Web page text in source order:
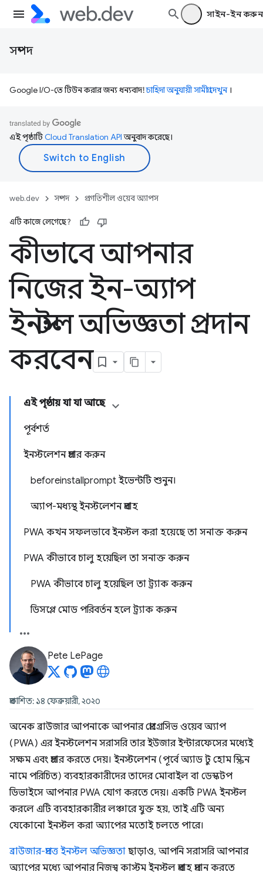
সাইন-ইন করুন
সম্পদ
Google I/O-তে টিউন করার জন্য ধন্যবাদ!চাহিদা অনুযায়ী সামগ্রী দেখুন।
এই পৃষ্ঠাটিCloud Translation APIঅনুবাদ করেছে।
web.dev সম্পদ প্রগতিশীল ওয়েব অ্যাপস
এটি কাজে লেগেছে?
কীভাবে আপনার
নিজের ইন-অ্যাপ
ইনস্টল অভিজ্ঞতা প্রদান
করবেন
এই পৃষ্ঠায় যা যা আছে
পূর্বশর্ত
ইনস্টলেশন প্রচার করুন
beforeinstallprompt ইভেন্টটি শুনুন।
অ্যাপ-মধ্যস্থ ইনস্টলেশন প্রবাহ
PWA কখন সফলভাবে ইনস্টল করা হয়েছে তা সনাক্ত করুন
PWA কীভাবে চালু হয়েছিল তা সনাক্ত করুন
PWA কীভাবে চালু হয়েছিল তা ট্র্যাক করুন
ডিসপ্লে মোড পরিবর্তন হলে ট্র্যাক করুন
Pete LePage
প্রকাশিত: ১৪ ফেব্রুয়ারী, ২০২০
অনেক ব্রাউজার আপনাকে আপনার প্রোগ্রেসিভ ওয়েব অ্যাপ
(PWA) এর ইনস্টলেশন সরাসরি তার ইউজার ইন্টারফেসের মধ্যেই
সক্ষম এবং প্রচার করতে দেয়। ইনস্টলেশন (পূর্বে অ্যাড টু হোম স্ক্রিন
নামে পরিচিত) ব্যবহারকারীদের তাদের মোবাইল বা ডেস্কটপ
ডিভাইসে আপনার PWA যোগ করতে দেয়। একটি PWA ইনস্টল
করলে এটি ব্যবহারকারীর লঞ্চারে যুক্ত হয়, তাই এটি অন্য
যেকোনো ইনস্টল করা অ্যাপের মতোই চলতে পারে।
ব্রাউজার-প্রদত্ত ইনস্টল অভিজ্ঞতা ছাড়াও, আপনি সরাসরি আপনার
অ্যাপের মধ্যে আপনার নিজস্ব কাস্টম ইনস্টল প্রবাহ প্রদান করতে